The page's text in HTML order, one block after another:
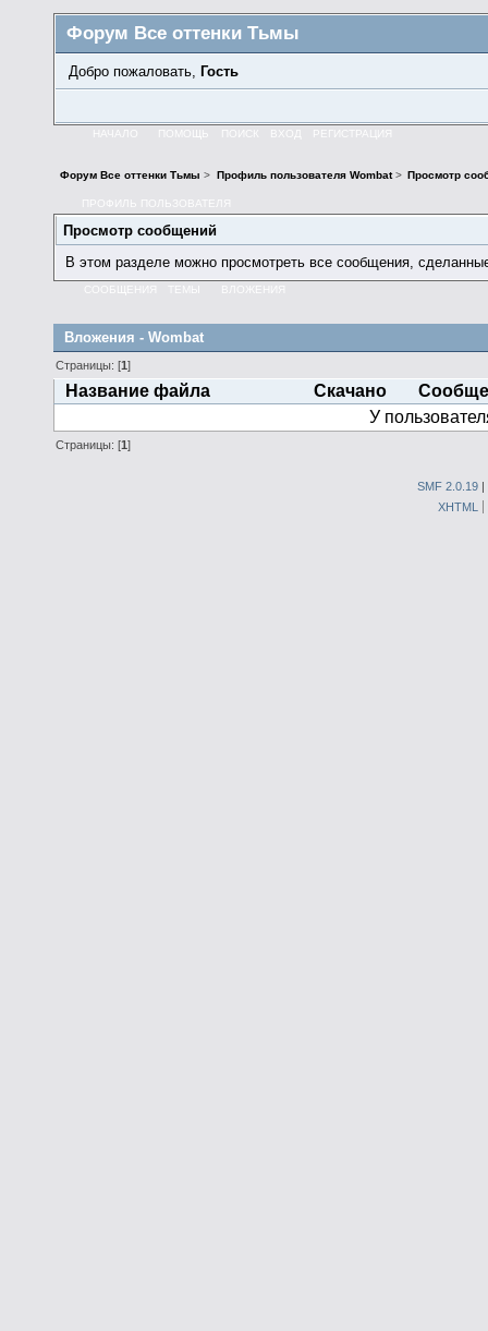
Форум Все оттенки Тьмы
Добро пожаловать, Гость
НАЧАЛО ПОМОЩЬ ПОИСК ВХОД РЕГИСТРАЦИЯ
Форум Все оттенки Тьмы > Профиль пользователя Wombat> Просмотр
ПРОФИЛЬ ПОЛЬЗОВАТЕЛЯ
Просмотр сообщений
В этом разделе можно просмотреть все сообщения,
СООБЩЕНИЯ ТЕМЫ ВЛОЖЕНИЯ
Вложения - Wombat
Страницы: [1]
Название файла Скачано
У
Страницы: [1]
SMF 2.0.19 |
XHTML